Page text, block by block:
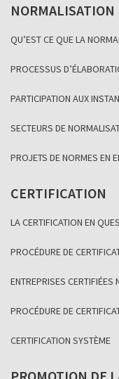
NORMALISATION
QU’EST CE QUE LA
PROCESSUS
PARTICIPATION AUX
SECTEURS DE
PROJETS DE NORMES EN
CERTIFICATION
LA CERTIFICATION EN
PROCÉDURE DE
ENTREPRISES CERTIFIÉES
PROCÉDURE DE
CERTIFICATION SYSTÈME
PROMOTION DE